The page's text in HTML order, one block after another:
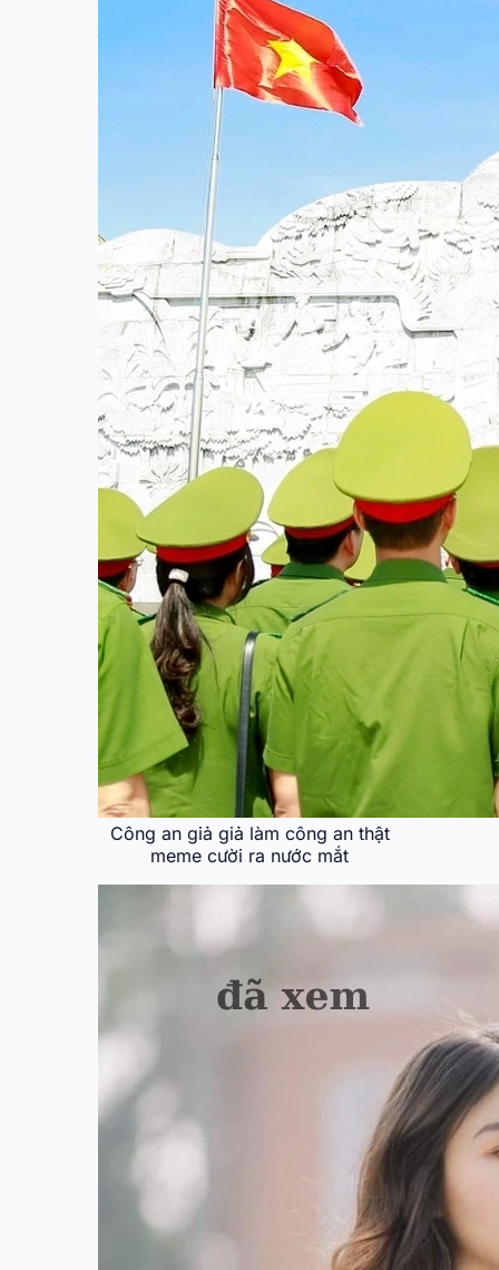
Công an giả giả làm công an thật
meme cười ra nước mắt